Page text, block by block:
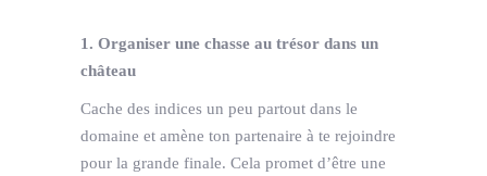
1. Organiser une chasse au trésor dans un
château
Cache des indices un peu partout dans le
domaine et amène ton partenaire à te rejoindre
pour la grande finale. Cela promet d’être une